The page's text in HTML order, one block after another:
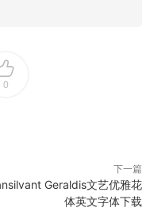
0
下一篇
Geraldis文艺优雅花
体英文字体下载